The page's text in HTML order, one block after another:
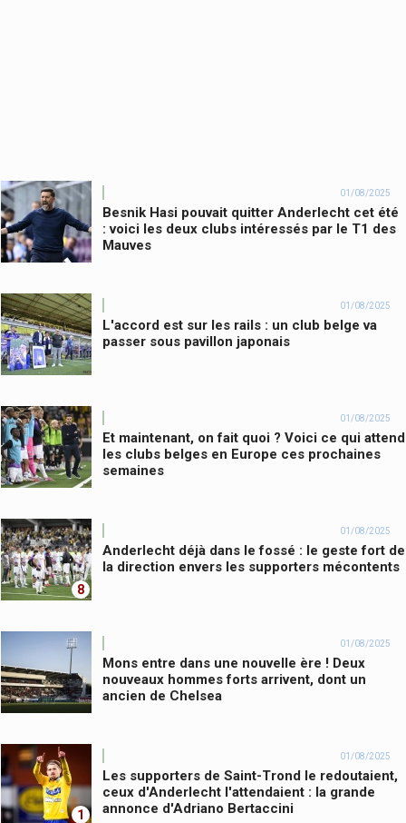
01/08/2025
Besnik Hasi pouvait quitter Anderlecht cet été
: voici les deux clubs intéressés par le T1 des
Mauves
01/08/2025
L'accord est sur les rails : un club belge va
passer sous pavillon japonais
01/08/2025
Et maintenant, on fait quoi ? Voici ce qui attend
les clubs belges en Europe ces prochaines
semaines
8
01/08/2025
Anderlecht déjà dans le fossé : le geste fort de
la direction envers les supporters mécontents
01/08/2025
Mons entre dans une nouvelle ère ! Deux
nouveaux hommes forts arrivent, dont un
ancien de Chelsea
1
01/08/2025
Les supporters de Saint-Trond le redoutaient,
ceux d'Anderlecht l'attendaient : la grande
annonce d'Adriano Bertaccini